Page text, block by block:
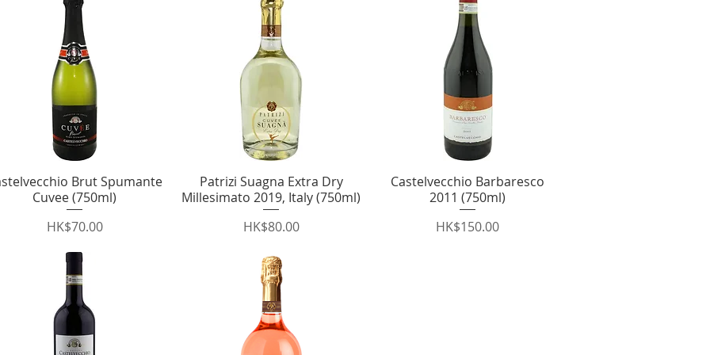
快速瀏覽Brut Spumante
Cuvee (750ml)
價格
HK$70.00
快速瀏覽
Patrizi Suagna Extra Dry
Millesimato 2019, Italy (750ml)
價格
HK$80.00
快速瀏覽
Castelvecchio Barbaresco
2011 (750ml)
價格
HK$150.00